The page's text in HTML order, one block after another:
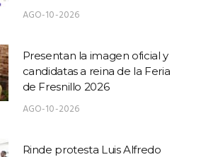
AGO-10-2026
Presentan la imagen oficial y
candidatas a reina de la Feria
de Fresnillo 2026
AGO-10-2026
Rinde protesta Luis Alfredo